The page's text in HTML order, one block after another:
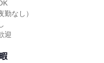
勤なし）
迎